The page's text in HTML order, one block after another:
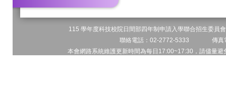
115 學年度科技校院日間部四年制申請入學聯合招生委
聯絡電話：02-2772-5333 傳
本會網路系統維護更新時間為每日17:00~17:30，請儘量